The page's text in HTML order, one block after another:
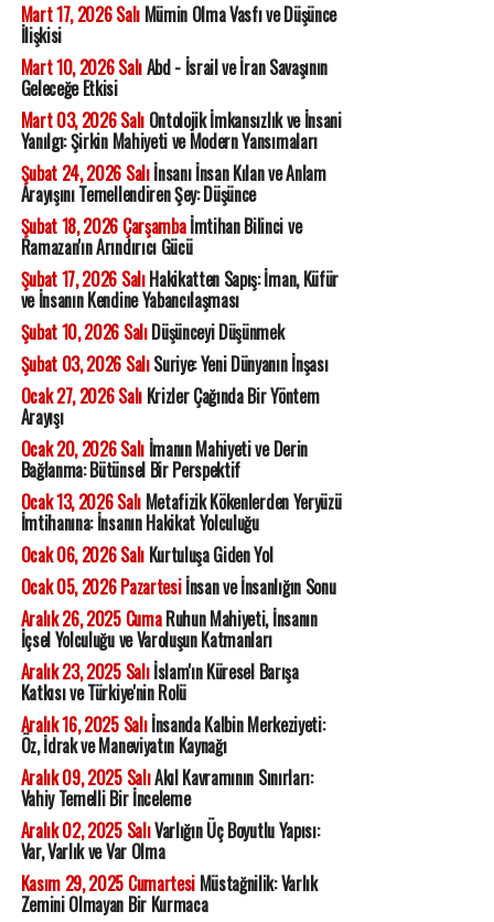
Mart 17, 2026 SalıMümin Olma Vasfı ve Düşünce
İlişkisi
Mart 10, 2026 SalıAbd - İsrail ve İran Savaşının
Geleceğe Etkisi
Mart 03, 2026 SalıOntolojik İmkansızlık ve İnsani
Yanılgı: Şirkin Mahiyeti ve Modern Yansımaları
Şubat 24, 2026 Salıİnsanı İnsan Kılan ve Anlam
Arayışını Temellendiren Şey: Düşünce
Şubat 18, 2026 Çarşambaİmtihan Bilinci ve
Ramazan'ın Arındırıcı Gücü
Şubat 17, 2026 SalıHakikatten Sapış: İman, Küfür
ve İnsanın Kendine Yabancılaşması
Şubat 10, 2026 SalıDüşünceyi Düşünmek
Şubat 03, 2026 SalıSuriye: Yeni Dünyanın İnşası
Ocak 27, 2026 SalıKrizler Çağında Bir Yöntem
Arayışı
Ocak 20, 2026 Salıİmanın Mahiyeti ve Derin
Bağlanma: Bütünsel Bir Perspektif
Ocak 13, 2026 SalıMetafizik Kökenlerden Yeryüzü
İmtihanına: İnsanın Hakikat Yolculuğu
Ocak 06, 2026 SalıKurtuluşa Giden Yol
Ocak 05, 2026 Pazartesiİnsan ve İnsanlığın Sonu
Aralık 26, 2025 CumaRuhun Mahiyeti, İnsanın
İçsel Yolculuğu ve Varoluşun Katmanları
Aralık 23, 2025 Salıİslam'ın Küresel Barışa
Katkısı ve Türkiye'nin Rolü
Aralık 16, 2025 Salıİnsanda Kalbin Merkeziyeti:
Öz, İdrak ve Maneviyatın Kaynağı
Aralık 09, 2025 SalıAkıl Kavramının Sınırları:
Vahiy Temelli Bir İnceleme
Aralık 02, 2025 SalıVarlığın Üç Boyutlu Yapısı:
Var, Varlık ve Var Olma
Kasım 29, 2025 CumartesiMüstağnilik: Varlık
Zemini Olmayan Bir Kurmaca